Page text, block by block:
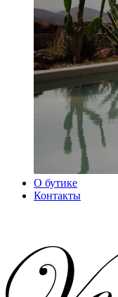
О бутике
Контакты